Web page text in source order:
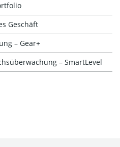
Geschäft
– Gear+
– SmartLevel